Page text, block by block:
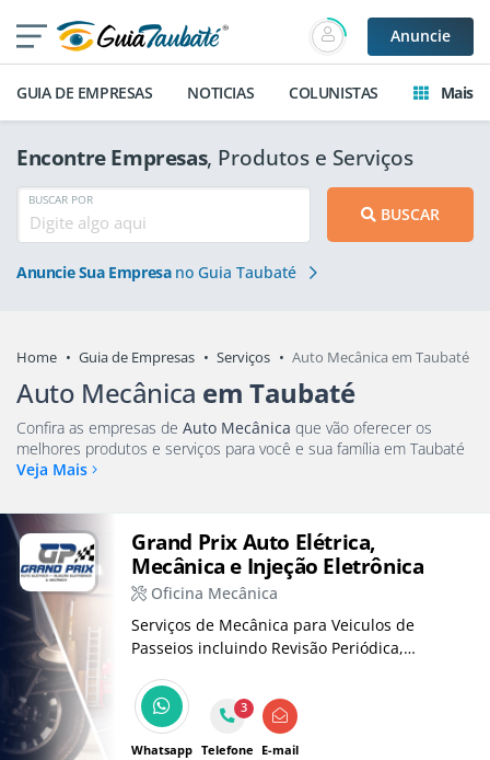
Anuncie
GUIA DE EMPRESAS NOTICIAS COLUNISTAS Mais
Encontre Empresas, Produtos e Serviços
BUSCAR POR
BUSCAR
Anuncie Sua Empresano Guia Taubaté
Home Guia de Empresas Serviços Auto Mecânica em Taubaté
Auto Mecânica em Taubaté
Confira as empresas de Auto Mecânica que vão oferecer os
melhores produtos e serviços para você e sua família em Taubaté
Veja Mais
Grand Prix Auto Elétrica,
Mecânica e Injeção Eletrônica
Oficina Mecânica
Serviços de Mecânica para Veiculos de
Passeios incluindo Revisão Periódica,
Freio, Embreagem, além de Serviços de Auto
Elétrica para Veículos de Passeio, Caminhões,
Tratores e Máq. de Terraplanagem.
Whatsapp
3
Telefone E-mail